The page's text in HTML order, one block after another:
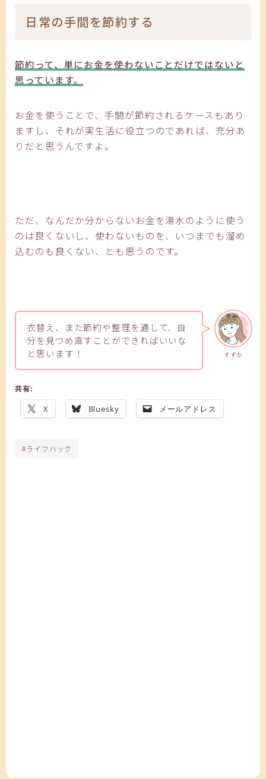
日常の手間を節約する
節約って、単にお金を使わないことだけではないと
思っています。
お金を使うことで、手間が節約されるケースもあり
ますし、それが実生活に役立つのであれば、充分あ
りだと思うんですよ。
ただ、なんだか分からないお金を湯水のように使う
のは良くないし、使わないものを、いつまでも溜め
込むのも良くない、とも思うのです。
すずか
衣替え、また節約や整理を通して、自
分を見つめ直すことができればいいな
と思います！
共有:
X Bluesky メールアドレス
#ライフハック